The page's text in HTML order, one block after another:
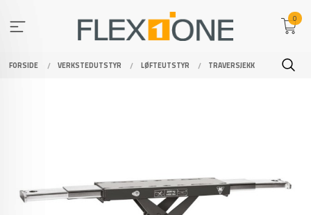
innholdet
0
FORSIDE VERKSTEDUTSTYR LØFTEUTSTYR TRAVERSJEKK